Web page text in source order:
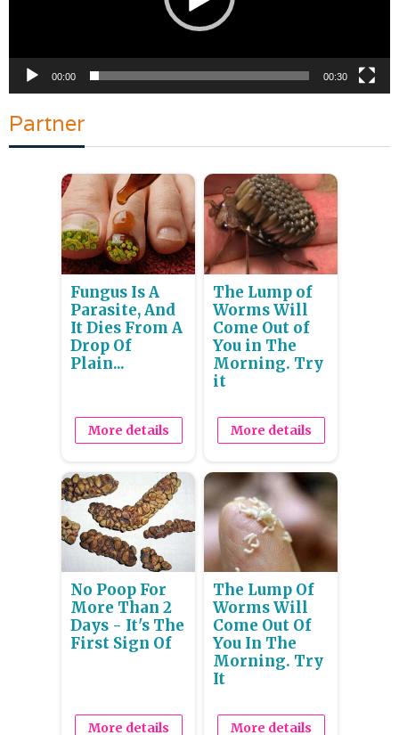
00:00 00:30
Partner
Fungus Is A
Parasite, And
It Dies From A
Drop Of
Plain...
More details
The Lump of
Worms Will
Come Out of
You in The
Morning. Try
it
More details
No Poop For
More Than 2
Days - It's The
First Sign Of
More details
The Lump Of
Worms Will
Come Out Of
You In The
Morning. Try
It
More details